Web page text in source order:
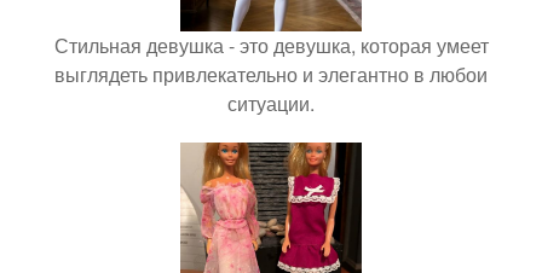
Стильная девушка - это девушка, которая умеет
выглядеть привлекательно и элегантно в любои
ситуации.